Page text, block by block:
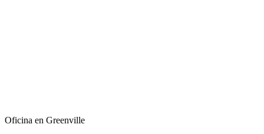
Oficina en Greenville